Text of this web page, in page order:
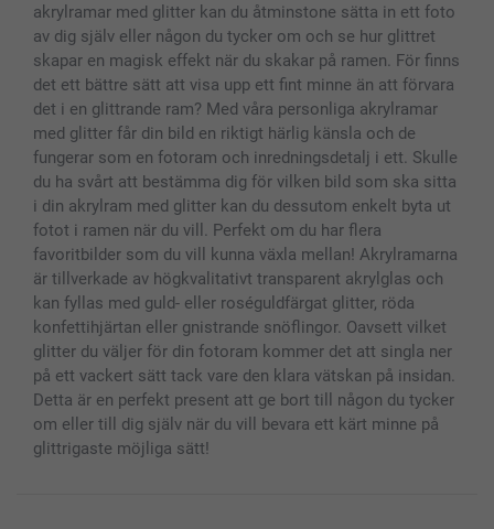
Presentkort
Alla fotoprodukter
akrylramar med glitter kan du åtminstone sätta in ett foto
av dig själv eller någon du tycker om och se hur glittret
skapar en magisk effekt när du skakar på ramen. För finns
det ett bättre sätt att visa upp ett fint minne än att förvara
det i en glittrande ram? Med våra personliga akrylramar
med glitter får din bild en riktigt härlig känsla och de
fungerar som en fotoram och inredningsdetalj i ett. Skulle
du ha svårt att bestämma dig för vilken bild som ska sitta
i din akrylram med glitter kan du dessutom enkelt byta ut
fotot i ramen när du vill. Perfekt om du har flera
favoritbilder som du vill kunna växla mellan! Akrylramarna
är tillverkade av högkvalitativt transparent akrylglas och
kan fyllas med guld- eller roséguldfärgat glitter, röda
konfettihjärtan eller gnistrande snöflingor. Oavsett vilket
glitter du väljer för din fotoram kommer det att singla ner
på ett vackert sätt tack vare den klara vätskan på insidan.
Detta är en perfekt present att ge bort till någon du tycker
om eller till dig själv när du vill bevara ett kärt minne på
glittrigaste möjliga sätt!